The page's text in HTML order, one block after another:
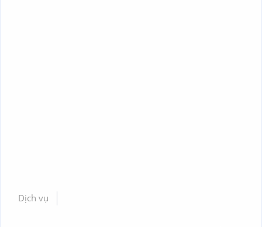
Dịch vụ